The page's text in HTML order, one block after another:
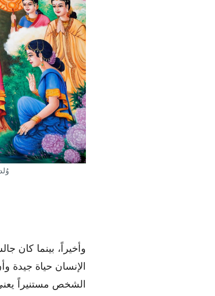
وأخيراً، بينما كان
الإنسان حياة
الشخص مستنيراً